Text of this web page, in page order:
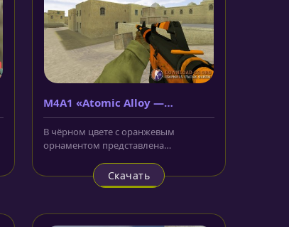
M4A1 «Atomic Alloy —
Атомный сплав»
В чёрном цвете с оранжевым
орнаментом представлена
Атомный сплав» для...
Скачать